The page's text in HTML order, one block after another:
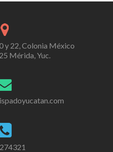
y 22, Colonia México
Mérida, Yuc.